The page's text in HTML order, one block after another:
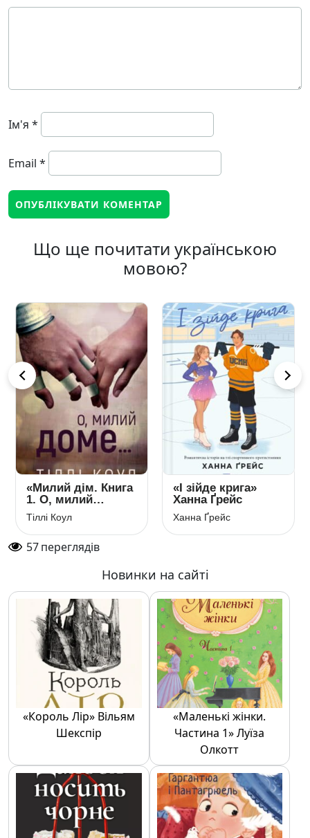
Ім'я *
Email *
Що ще почитати українською
мовою?
«Милий дім. Книга
1. О, милий
доме…» Тіллі
Коул
Тіллі Коул
«І зійде крига»
Ханна Ґрейс
Ханна Ґрейс
57переглядів
Новинки на сайті
«Король Лір» Вільям
Шекспір
«Маленькі жінки.
Частина 1» Луїза
Олкотт